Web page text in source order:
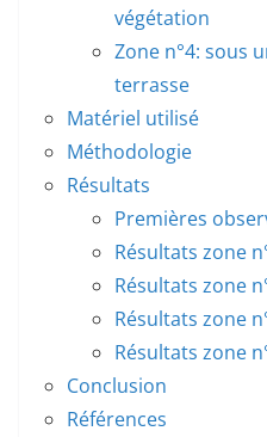
végétation
Zone n°4: sous
terrasse
Matériel utilisé
Méthodologie
Résultats
Premières
Résultats zone
Résultats zone
Résultats zone
Résultats zone
Conclusion
Références